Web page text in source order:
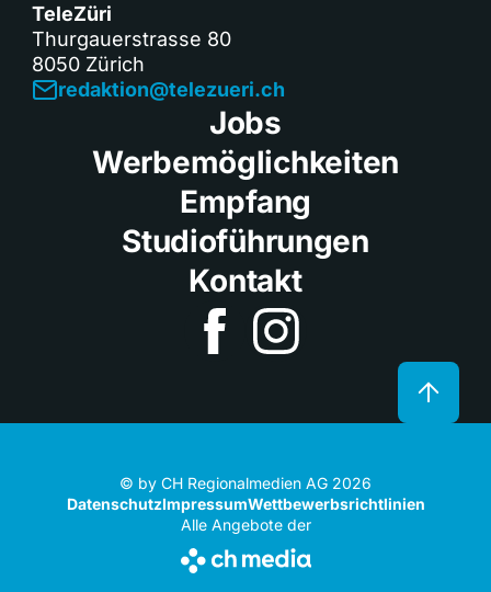
TeleZüri
Thurgauerstrasse 80
8050 Zürich
redaktion@telezueri.ch
Jobs
Werbemöglichkeiten
Empfang
Studioführungen
Kontakt
© by CH Regionalmedien AG 2026
DatenschutzImpressumWettbewerbsrichtlinien
Alle Angebote der